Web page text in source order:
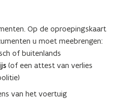
Op de oproepingskaart
u moet meebrengen:
of buitenlands
(of een attest van verlies
van het voertuig